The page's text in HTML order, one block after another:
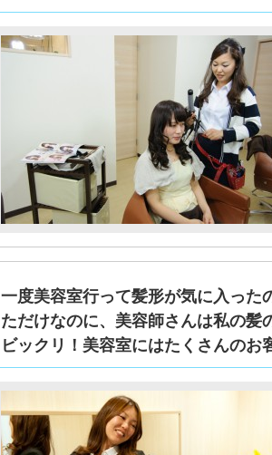
一度美容室行って髪形が気に入った
ただけなのに、美容師さんは私の髪
ビックリ！美容室にはたくさんのお